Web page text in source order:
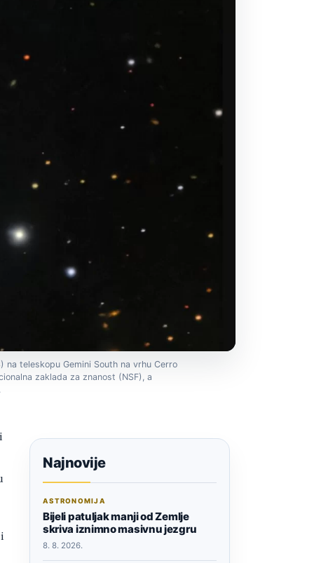
teleskopu Gemini South na vrhu Cerro
zaklada za znanost (NSF), a
Najnovije
ASTRONOMIJA
Bijeli patuljak manji od Zemlje
skriva iznimno masivnu jezgru
8. 8. 2026.